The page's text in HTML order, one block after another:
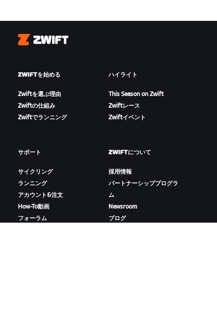
Zwift
ZWIFTを始める
Zwiftを選ぶ理由
Zwiftの仕組み
Zwiftでランニング
ハイライト
This Season on Zwift
Zwiftレース
Zwiftイベント
サポート
サイクリング
ランニング
アカウント&注文
How-To動画
フォーラム
ZWIFTについて
採用情報
パートナーシッププログラ
ム
Newsroom
ブログ